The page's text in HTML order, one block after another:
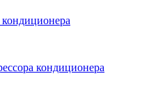
кондиционера